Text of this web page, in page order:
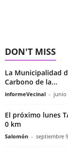
DON'T MISS
La Municipalidad
Carbono de la...
informeVecinal - junio
El próximo lunes
0 km
Salomón - septiembre